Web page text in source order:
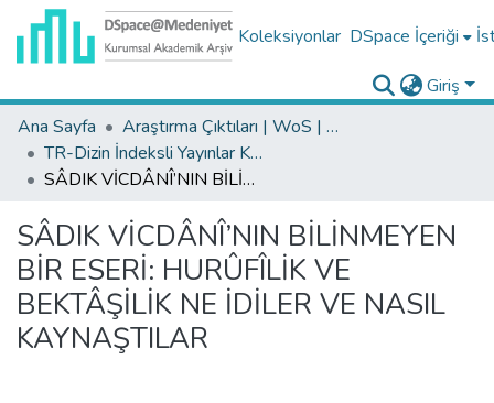
Koleksiyonlar DSpace İçeriği
Giriş
Ana Sayfa
Araştırma Çıktıları | WoS | Scopus | TR-Dizin | PubMed
TR-Dizin İndeksli Yayınlar Koleksiyonu
SÂDIK VİCDÂNÎ’NIN BİLİNMEYEN BİR ESERİ: HURÛFÎLİK VE BEKTÂŞİLİK NE İDİLER VE NASIL KAYNAŞTILAR
SÂDIK VİCDÂNÎ’NIN BİLİNMEYEN
BİR ESERİ: HURÛFÎLİK VE
BEKTÂŞİLİK NE İDİLER VE NASIL
KAYNAŞTILAR